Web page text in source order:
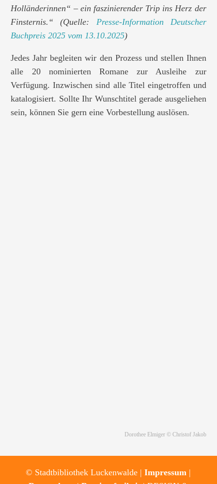
Holländerinnen“ – ein faszinierender Trip ins Herz der
Finsternis.“ (Quelle: Presse-Information Deutscher
Buchpreis 2025 vom 13.10.2025)
Jedes Jahr begleiten wir den Prozess und stellen Ihnen
alle 20 nominierten Romane zur Ausleihe zur
Verfügung. Inzwischen sind alle Titel eingetroffen und
katalogisiert. Sollte Ihr Wunschtitel gerade ausgeliehen
sein, können Sie gern eine Vorbestellung auslösen.
Dorothee Elmiger © Christof Jakob
© Stadtbibliothek Luckenwalde |Impressum |